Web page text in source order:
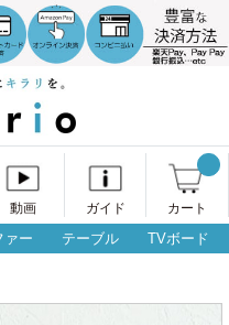
動画 ガイド カート
ァー テーブル TVボード